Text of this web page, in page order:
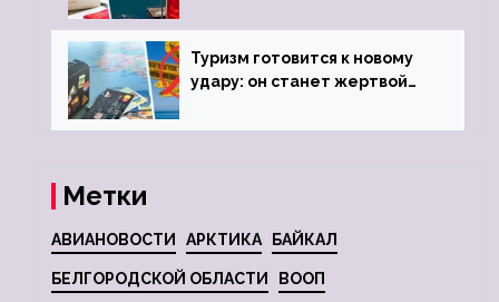
Туризм готовится к новому
удару: он станет жертвой
Метки
АВИАНОВОСТИ АРКТИКА БАЙКАЛ
БЕЛГОРОДСКОЙ ОБЛАСТИ ВООП